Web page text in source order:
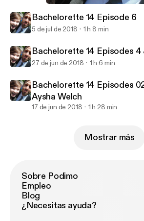
Razmandi Reality Recap
Bachelorette 14 Episode 6
5 de jul de 2018 1 h 8 min
Bachelorette 14 Episodes 4
27 de jun de 2018 1 h 6 min
Bachelorette 14 Episodes
Aysha Welch
17 de jun de 2018 1 h 28 min
Mostrar más
Sobre Podimo
Empleo
Blog
¿Necesitas ayuda?